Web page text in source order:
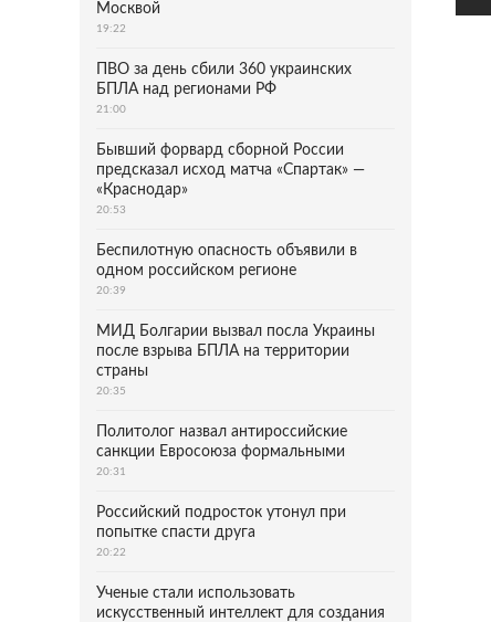
Москвой
19:22
ПВО за день сбили 360 украинских
БПЛА над регионами РФ
21:00
Бывший форвард сборной России
предсказал исход матча «Спартак» —
«Краснодар»
20:53
Беспилотную опасность объявили в
одном российском регионе
20:39
МИД Болгарии вызвал посла Украины
после взрыва БПЛА на территории
страны
20:35
Политолог назвал антироссийские
санкции Евросоюза формальными
20:31
Российский подросток утонул при
попытке спасти друга
20:22
Ученые стали использовать
искусственный интеллект для создания